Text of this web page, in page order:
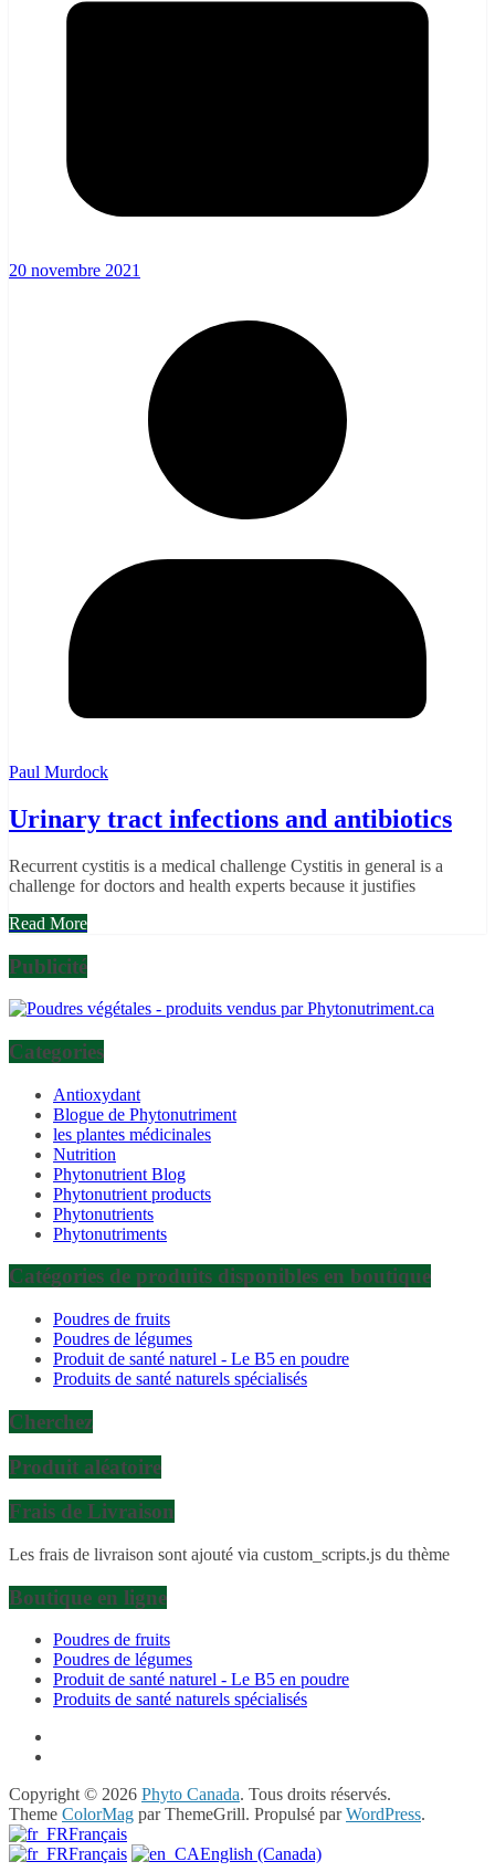
20 novembre 2021
Paul Murdock
Urinary tract infections and antibiotics
Recurrent cystitis is a medical challenge Cystitis in general is a
challenge for doctors and health experts because it justifies
Read More
Publicité
Categories
Antioxydant
Blogue de Phytonutriment
les plantes médicinales
Nutrition
Phytonutrient Blog
Phytonutrient products
Phytonutrients
Phytonutriments
Catégories de produits disponibles en boutique
Poudres de fruits
Poudres de légumes
Produit de santé naturel - Le B5 en poudre
Produits de santé naturels spécialisés
Cherchez
Produit aléatoire
Frais de Livraison
Les frais de livraison sont ajouté via custom_scripts.js du thème
Boutique en ligne
Poudres de fruits
Poudres de légumes
Produit de santé naturel - Le B5 en poudre
Produits de santé naturels spécialisés
Copyright © 2026 Phyto Canada. Tous droits réservés.
Theme ColorMag par ThemeGrill. Propulsé parWordPress.
Français
Français
English (Canada)